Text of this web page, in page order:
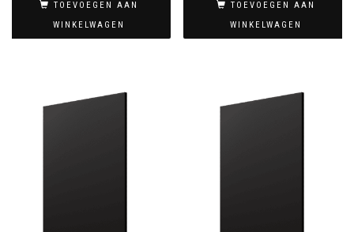
TOEVOEGEN AAN
WINKELWAGEN
TOEVOEGEN AAN
WINKELWAGEN